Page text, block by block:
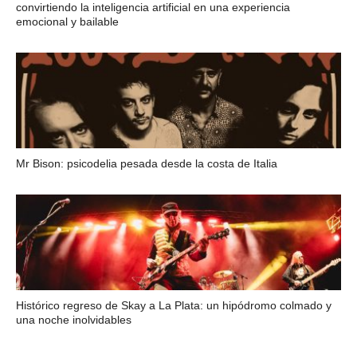
convirtiendo la inteligencia artificial en una experiencia
emocional y bailable
Mr Bison: psicodelia pesada desde la costa de Italia
Histórico regreso de Skay a La Plata: un hipódromo colmado y
una noche inolvidables